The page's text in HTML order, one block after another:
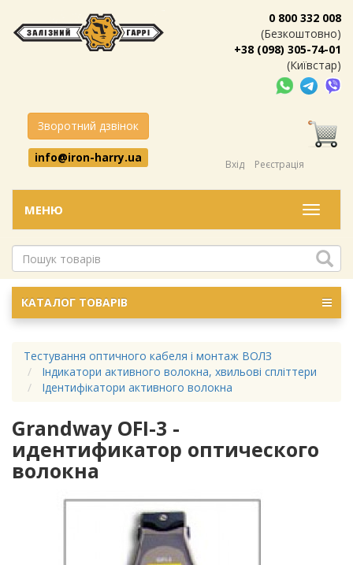
0 800 332 008
(Безкоштовно)
+38 (098) 305-74-01
(Київстар)
Зворотний дзвінок
info@iron-harry.ua
Вхід Реєстрація
Меню
МЕНЮ
КАТАЛОГ ТОВАРІВ
Тестування оптичного кабеля і монтаж ВОЛЗ
Індикатори активного волокна, хвильові спліттери
Ідентифікатори активного волокна
Grandway OFI-3 -
идентификатор оптического
волокна